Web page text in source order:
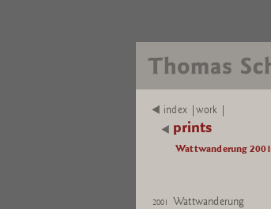
index |work |
prints
Wattwanderung 2001
2001 Wattwanderung